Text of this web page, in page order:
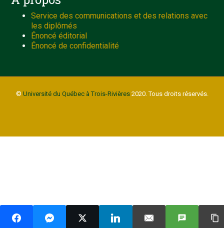
Service des communications et des relations avec
les diplômés
Énoncé éditorial
Énoncé de confidentialité
© Université du Québec à Trois-Rivières2020. Tous droits réservés.